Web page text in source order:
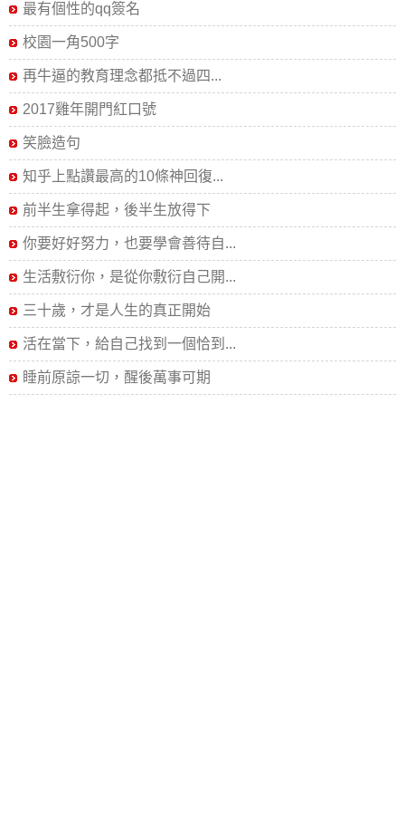
最有個性的qq簽名
校園一角500字
再牛逼的教育理念都抵不過四...
2017雞年開門紅口號
笑臉造句
知乎上點讚最高的10條神回復...
前半生拿得起，後半生放得下
你要好好努力，也要學會善待自...
生活敷衍你，是從你敷衍自己開...
三十歲，才是人生的真正開始
活在當下，給自己找到一個恰到...
睡前原諒一切，醒後萬事可期